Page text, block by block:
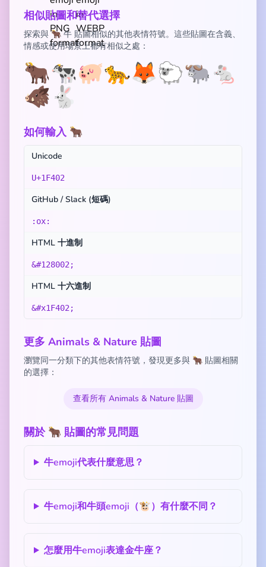
相似貼圖和替代選擇
探索與 🐂 牛 貼圖相似的其他表情符號。這些貼圖在含義、
情感或使用場景上都有相似之處：
🐂🐄🐖🐆🦊🐑🐃🐁
🐗🐇
如何輸入 🐂
Unicode
U+1F402
GitHub / Slack (短碼)
:ox:
HTML 十進制
&#128002;
HTML 十六進制
&#x1F402;
更多 Animals & Nature 貼圖
瀏覽同一分類下的其他表情符號，發現更多與 🐂 貼圖相關
的選擇：
查看所有 Animals & Nature 貼圖
關於 🐂 貼圖的常見問題
牛emoji代表什麼意思？
牛emoji和牛頭emoji（🐮）有什麼不同？
怎麼用牛emoji表達金牛座？